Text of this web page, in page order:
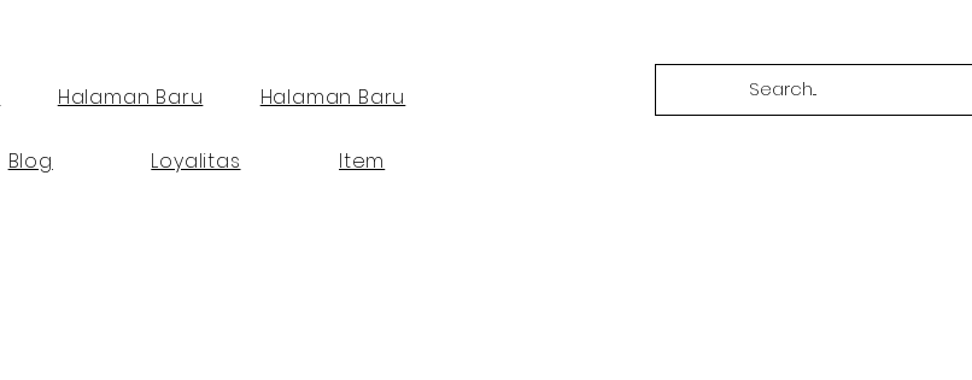
Halaman Baru Halaman Baru
Blog Loyalitas Item